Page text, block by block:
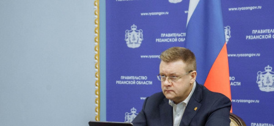
Перейти к основному содержанию